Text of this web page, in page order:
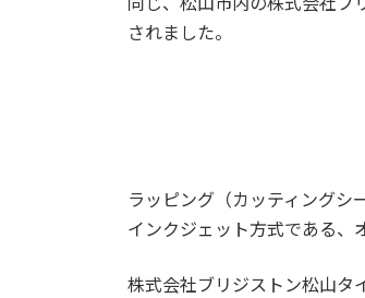
同じ、松山市内の株式会社ブ
されました。
ラッピング（カッティングシ
インクジェット方式である、
株式会社ブリジストン松山タ